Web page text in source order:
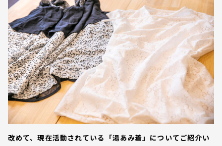
改めて、現在活動されている「湯あみ着」についてご紹介い